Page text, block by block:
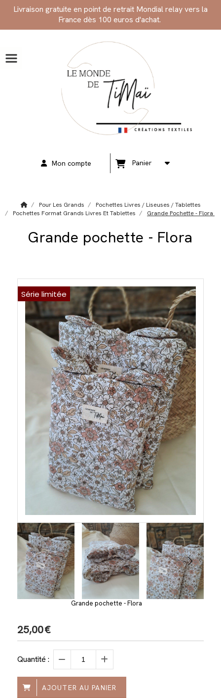
Livraison gratuite en point de retrait Mondial relay vers la
France dès 100 euros d'achat.
Mon compte Panier
Pour Les Grands
Pochettes Livres / Liseuses / Tablettes
Pochettes Format Grands Livres Et Tablettes
Grande Pochette - Flora
Grande pochette - Flora
Série limitée
Grande pochette - Flora
25,00€
Quantité :
AJOUTER AU PANIER